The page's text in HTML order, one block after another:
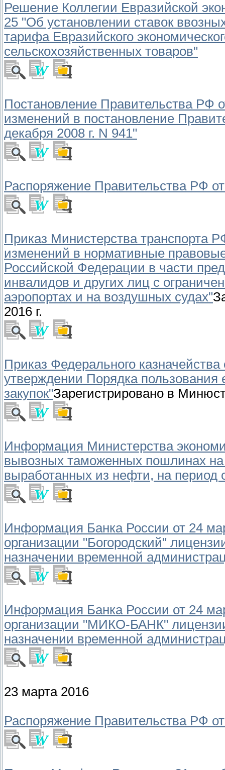
Решение Коллегии Евразийской
25 "Об установлении ставок
тарифа Евразийского
сельскохозяйственных товаров"
Постановление Правительства РФ
изменений в постановление
декабря 2008 г. N 941"
Распоряжение Правительства РФ
Приказ Министерства транспорта
изменений в нормативные
Российской Федерации в части
инвалидов и других лиц с
аэропортах и на воздушных судах"
2016 г.
Приказ Федерального
утверждении Порядка
закупок"Зарегистрировано в
Информация Министерства
вывозных таможенных пошлинах на
выработанных из нефти, на период
Информация Банка России от 24
организации "Богородский"
назначении временной
Информация Банка России от 24
организации "МИКО-БАНК"
назначении временной
23 марта 2016
Распоряжение Правительства РФ